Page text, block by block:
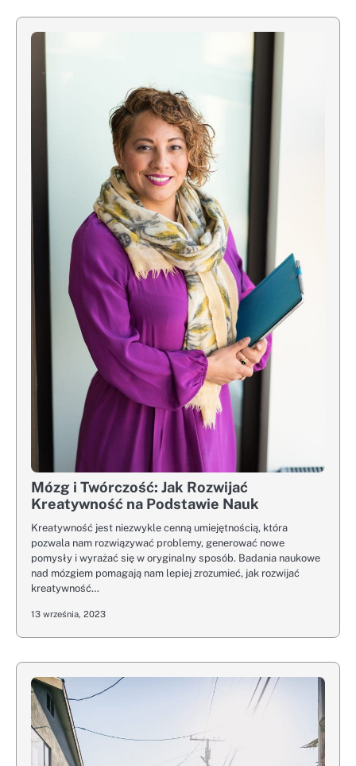
Mózg i Twórczość: Jak Rozwijać
Kreatywność na Podstawie Nauk
Kreatywność jest niezwykle cenną umiejętnością, która
pozwala nam rozwiązywać problemy, generować nowe
pomysły i wyrażać się w oryginalny sposób. Badania naukowe
nad mózgiem pomagają nam lepiej zrozumieć, jak rozwijać
kreatywność…
13 września, 2023